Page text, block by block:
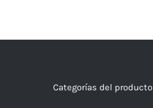
Categorías del producto